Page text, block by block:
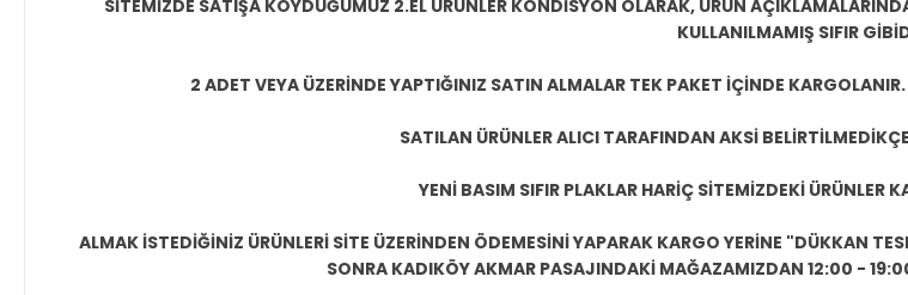
SİTEMİZDE SATIŞA KOYDUĞUMUZ 2.EL ÜRÜNLER KONDİSYON OLARAK, ÜRÜN
KULLANILMAMIŞ SIFIR
2 ADET VEYA ÜZERİNDE YAPTIĞINIZ SATIN ALMALAR TEK PAKET İÇİNDE
SATILAN ÜRÜNLER ALICI TARAFINDAN AKSİ
YENİ BASIM SIFIR PLAKLAR HARİÇ SİTEMİZDEKİ ÜRÜNLER
ALMAK İSTEDİĞİNİZ ÜRÜNLERİ SİTE ÜZERİNDEN ÖDEMESİNİ YAPARAK KARGO YERİNE "DÜKKAN
SONRA KADIKÖY AKMAR PASAJINDAKİ MAĞAZAMIZDAN 12:00 -